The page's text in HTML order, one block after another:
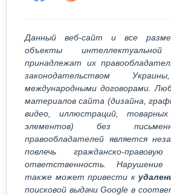
Данный веб-сайт и все
объекты интеллектуальной
принадлежат их
законодательством
международными договорами.
материалов сайта (дизайна,
видео, иллюстраций,
элементов) без
правообладателей является
повлечь гражданско-
ответственность. Нарушение
также может привести к
поисковой выдачи Google в